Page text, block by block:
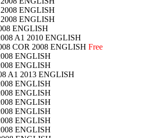
ENGLISH
ENGLISH
ENGLISH
A1 2010 ENGLISH
COR 2008 ENGLISH Free
ENGLISH
ENGLISH
A1 2013 ENGLISH
ENGLISH
ENGLISH
ENGLISH
ENGLISH
ENGLISH
ENGLISH